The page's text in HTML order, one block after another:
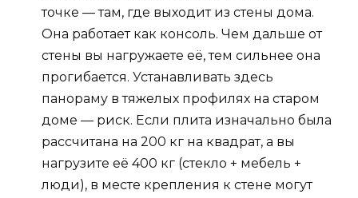
точке — там, где выходит из стены дома.
Она работает как консоль. Чем дальше от
стены вы нагружаете её, тем сильнее она
прогибается. Устанавливать здесь
панораму в тяжелых профилях на старом
доме — риск. Если плита изначально была
рассчитана на 200 кг на квадрат, а вы
нагрузите её 400 кг (стекло + мебель +
люди), в месте крепления к стене могут